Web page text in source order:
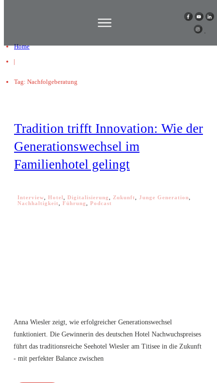
Home
|
Tag: Nachfolgeberatung
Tradition trifft Innovation: Wie der
Generationswechsel im
Familienhotel gelingt
Interview Hotel Digitalisierung Zukunft Junge Generation
Nachhaltigkeit
Führung Podcast
Anna Wiesler zeigt, wie erfolgreicher Generationswechsel
funktioniert. Die Gewinnerin des deutschen Hotel Nachwuchspreises
führt das traditionsreiche Seehotel Wiesler am Titisee in die Zukunft
- mit perfekter Balance zwischen